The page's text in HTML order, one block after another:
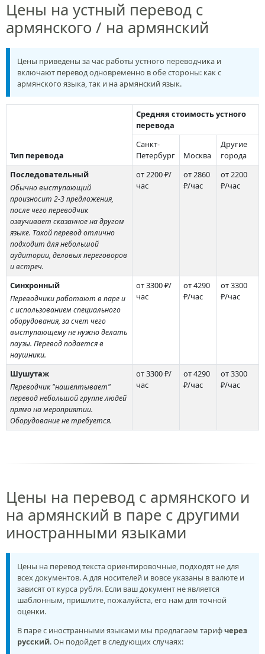
Цены на устный перевод с
армянского / на армянский
Цены приведены за час работы устного переводчика и
включают перевод одновременно в обе стороны: как с
армянского языка, так и на армянский язык.
Тип перевода
Средняя стоимость устного
перевода
Санкт-
Петербург
Москва
Другие
города
Последовательный
Обычно выступающий
произносит 2-3 предложения,
после чего переводчик
озвучивает сказанное на другом
языке. Такой перевод отлично
подходит для небольшой
аудитории, деловых переговоров
и встреч.
от 2200 ₽/
час
от 2860
₽/час
от 2200
₽/час
Синхронный
Переводчики работают в паре и
с использованием специального
оборудования, за счет чего
выступающему не нужно делать
паузы. Перевод подается в
наушники.
от 3300 ₽/
час
от 4290
₽/час
от 3300
₽/час
Шушутаж
Переводчик "нашептывает"
перевод небольшой группе людей
прямо на мероприятии.
Оборудование не требуется.
от 3300 ₽/
час
от 4290
₽/час
от 3300
₽/час
Цены на перевод с армянского и
на армянский в паре с другими
иностранными языками
Цены на перевод текста ориентировочные, подходят не для
всех документов. А для носителей и вовсе указаны в валюте и
зависят от курса рубля. Если ваш документ не является
шаблонным, пришлите, пожалуйста, его нам для точной
оценки.
В паре с иностранными языками мы предлагаем тарифчерез
русский. Он подойдет в следующих случаях: